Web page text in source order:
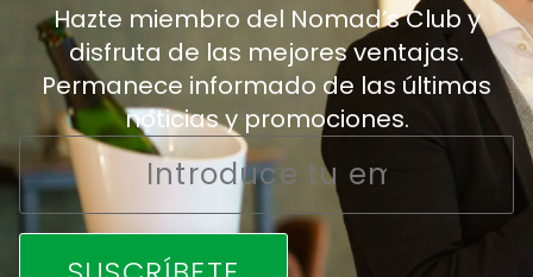
Hazte miembro del Nomad’s Club y
disfruta de las mejores ventajas.
Permanece informado de las últimas
noticias y promociones.
Email
*